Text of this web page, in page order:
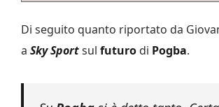
Di seguito quanto riportato da
a Sky Sportsul futuro di Pogba.